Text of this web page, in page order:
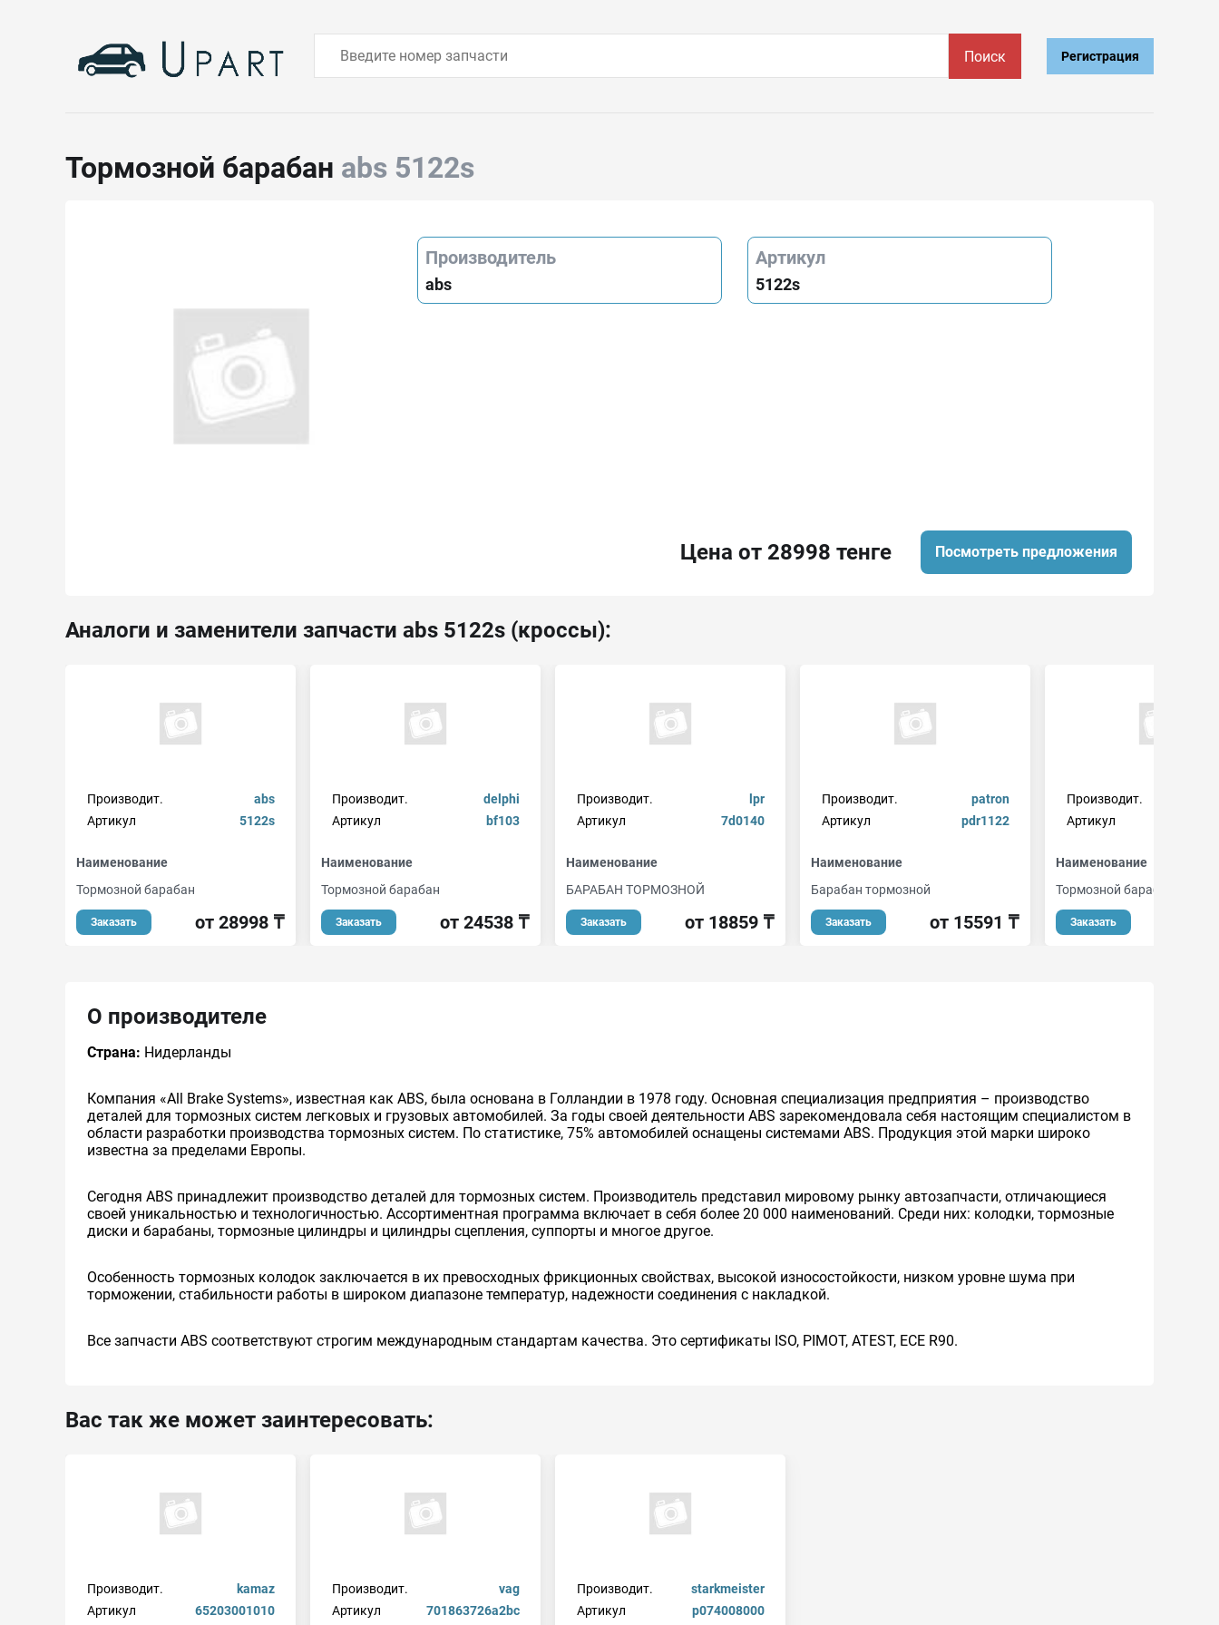
Поиск Регистрация
Тормозной барабан abs 5122s
Производитель
abs
Артикул
5122s
Цена от 28998 тенге Посмотреть предложения
Аналоги и заменители запчасти abs 5122s (кроссы):
Производит.
abs
Артикул
5122s
Наименование
Тормозной барабан
Заказать от 28998 ₸
Производит.
delphi
Артикул
bf103
Наименование
Тормозной барабан
Заказать от 24538 ₸
Производит.
lpr
Артикул
7d0140
Наименование
БАРАБАН ТОРМОЗНОЙ
Заказать от 18859 ₸
Производит.
patron
Артикул
pdr1122
Наименование
Барабан тормозной
Заказать от 15591 ₸
Производит.
Артикул
Наименование
Тормозной барабан
Заказать
О производителе
Страна: Нидерланды
Компания «All Brake Systems», известная как ABS, была основана в Голландии в 1978 году. Основная специализация предприятия – производство
деталей для тормозных систем легковых и грузовых автомобилей. За годы своей деятельности ABS зарекомендовала себя настоящим специалистом в
области разработки производства тормозных систем. По статистике, 75% автомобилей оснащены системами ABS. Продукция этой марки широко
известна за пределами Европы.
Сегодня ABS принадлежит производство деталей для тормозных систем. Производитель представил мировому рынку автозапчасти, отличающиеся
своей уникальностью и технологичностью. Ассортиментная программа включает в себя более 20 000 наименований. Среди них: колодки, тормозные
диски и барабаны, тормозные цилиндры и цилиндры сцепления, суппорты и многое другое.
Особенность тормозных колодок заключается в их превосходных фрикционных свойствах, высокой износостойкости, низком уровне шума при
торможении, стабильности работы в широком диапазоне температур, надежности соединения с накладкой.
Все запчасти ABS соответствуют строгим международным стандартам качества. Это сертификаты ISO, PIMOT, ATEST, ЕСЕ R90.
Вас так же может заинтересовать:
Производит.
kamaz
Артикул
65203001010
Производит.
vag
Артикул
701863726a2bc
Производит.
starkmeister
Артикул
p074008000